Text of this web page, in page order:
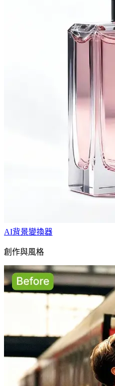
AI背景變換器
創作與風格